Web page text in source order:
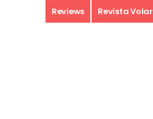
Reviews Revista Volar